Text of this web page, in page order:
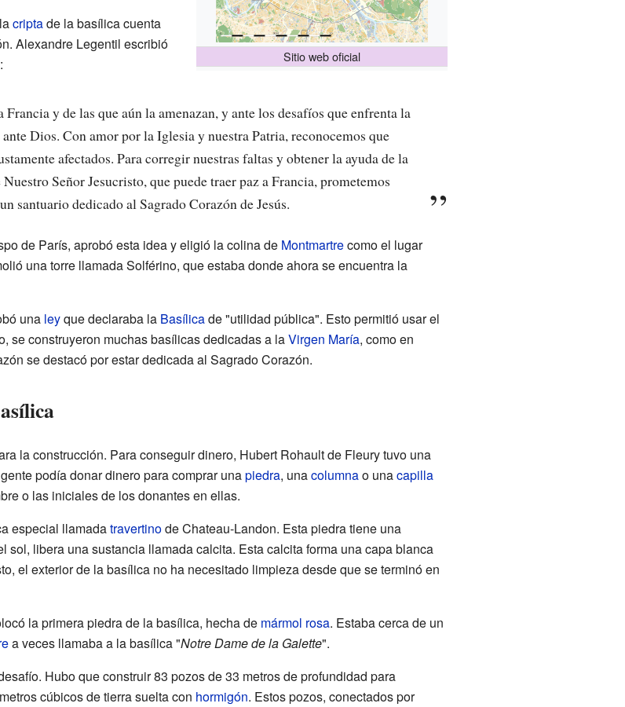
Sitio web oficial
criptade la basílica cuenta
Alexandre Legentil escribió
y de las que aún la amenazan, y ante los desafíos que enfrenta la
Dios. Con amor por la Iglesia y nuestra Patria, reconocemos que
afectados. Para corregir nuestras faltas y obtener la ayuda de la
Señor Jesucristo, que puede traer paz a Francia, prometemos
santuario dedicado al Sagrado Corazón de Jesús.
de París, aprobó esta idea y eligió la colina de Montmartrecomo el lugar
una torre llamada Solférino, que estaba donde ahora se encuentra la
una leyque declaraba la Basílicade "utilidad pública". Esto permitió usar el
se construyeron muchas basílicas dedicadas a laVirgen María, como en
se destacó por estar dedicada al Sagrado Corazón.
la construcción. Para conseguir dinero, Hubert Rohault de Fleury tuvo una
podía donar dinero para comprar unapiedra, unacolumnao unacapilla
o las iniciales de los donantes en ellas.
especial llamadatravertinode Chateau-Landon. Esta piedra tiene una
sol, libera una sustancia llamada calcita. Esta calcita forma una capa blanca
el exterior de la basílica no ha necesitado limpieza desde que se terminó en
la primera piedra de la basílica, hecha de mármol rosa. Estaba cerca de un
a veces llamaba a la basílica "Notre Dame de la Galette".
Hubo que construir 83 pozos de 33 metros de profundidad para
cúbicos de tierra suelta con hormigón. Estos pozos, conectados por